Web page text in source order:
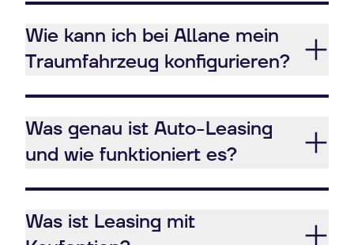
Wie kann ich bei Allane mein
Traumfahrzeug konfigurieren?
Was genau ist Auto-Leasing
und wie funktioniert es?
Was ist Leasing mit